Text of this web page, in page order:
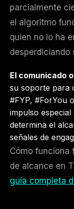
parcialmente
el algoritmo
quien no lo ha
desperdiciando
El comunicado
su soporte para
#FYP, #ForYou
impulso
determina el
señales de
Cómo funciona
de alcance en
guía completa